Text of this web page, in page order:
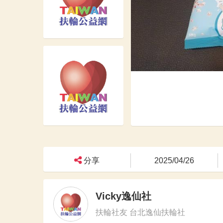
分享 2025/04/26
Vicky逸仙社
扶輪社友 台北逸仙扶輪社